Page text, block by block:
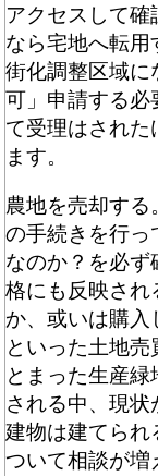
アクセスして
なら宅地へ転
街化調整区域に
可」申請する必
て受理はされた
ます。
農地を売却す
の手続きを行っ
なのか？を必ず
格にも反映され
か、或いは購入
といった土地
とまった生産
される中、現
建物は建てられ
ついて相談が増